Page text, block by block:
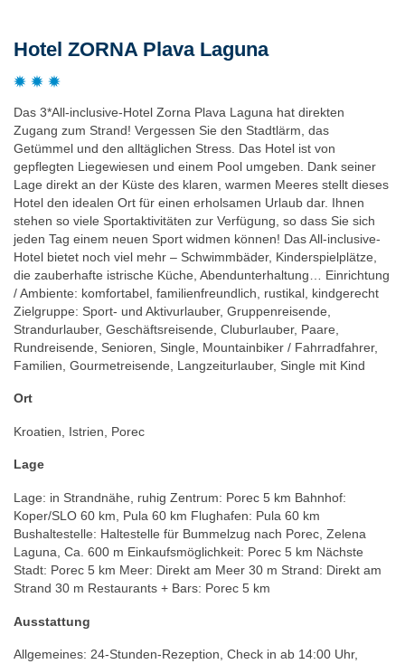
Hotel ZORNA Plava Laguna
Das 3*All-inclusive-Hotel Zorna Plava Laguna hat direkten
Zugang zum Strand! Vergessen Sie den Stadtlärm, das
Getümmel und den alltäglichen Stress. Das Hotel ist von
gepflegten Liegewiesen und einem Pool umgeben. Dank seiner
Lage direkt an der Küste des klaren, warmen Meeres stellt dieses
Hotel den idealen Ort für einen erholsamen Urlaub dar. Ihnen
stehen so viele Sportaktivitäten zur Verfügung, so dass Sie sich
jeden Tag einem neuen Sport widmen können! Das All-inclusive-
Hotel bietet noch viel mehr – Schwimmbäder, Kinderspielplätze,
die zauberhafte istrische Küche, Abendunterhaltung… Einrichtung
/ Ambiente: komfortabel, familienfreundlich, rustikal, kindgerecht
Zielgruppe: Sport- und Aktivurlauber, Gruppenreisende,
Strandurlauber, Geschäftsreisende, Cluburlauber, Paare,
Rundreisende, Senioren, Single, Mountainbiker / Fahrradfahrer,
Familien, Gourmetreisende, Langzeiturlauber, Single mit Kind
Ort
Kroatien, Istrien, Porec
Lage
Lage: in Strandnähe, ruhig Zentrum: Porec 5 km Bahnhof:
Koper/SLO 60 km, Pula 60 km Flughafen: Pula 60 km
Bushaltestelle: Haltestelle für Bummelzug nach Porec, Zelena
Laguna, Ca. 600 m Einkaufsmöglichkeit: Porec 5 km Nächste
Stadt: Porec 5 km Meer: Direkt am Meer 30 m Strand: Direkt am
Strand 30 m Restaurants + Bars: Porec 5 km
Ausstattung
Allgemeines: 24-Stunden-Rezeption, Check in ab 14:00 Uhr,